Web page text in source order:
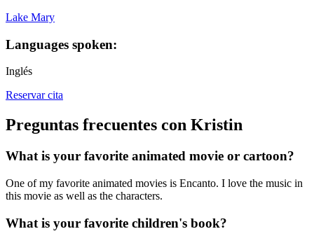
Lake Mary
Languages spoken:
Inglés
Reservar cita
Preguntas frecuentes con Kristin
What is your favorite animated movie or cartoon?
One of my favorite animated movies is Encanto. I love the music in
this movie as well as the characters.
What is your favorite children's book?